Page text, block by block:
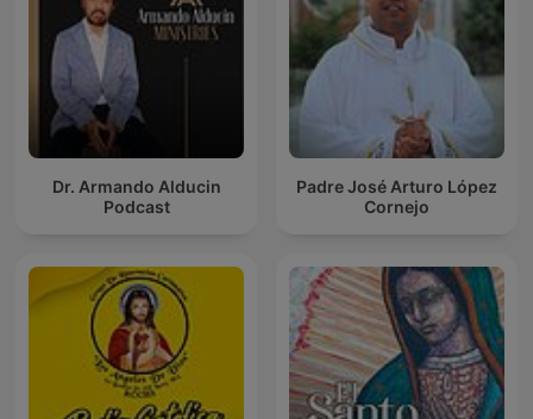
Dr. Armando Alducin
Podcast
Padre José Arturo López
Cornejo